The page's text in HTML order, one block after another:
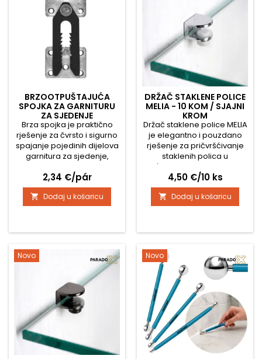
BRZOOTPUŠTAJUĆA
SPOJKA ZA GARNITURU
ZA SJEDENJE
Brza spojka je praktično
rješenje za čvrsto i sigurno
spajanje pojedinih dijelova
garnitura za sjedenje,
modularnog namještaja.
Omogućuje jednostavno
umetanje i pouzdano
osiguranje pojedinih
sprječava njihovo
tijekom korištenja. Spojka je
izrađena od kvalitetnog
čelika u kombinaciji s
izdržljivim...
Cijena
2,34 €/pár
 Dodaj u košaricu
DRŽAČ STAKLENE POLICE
MELIA - 10 KOM / SJAJNI
KROM
Držač staklene police MELIA
je elegantno i pouzdano
rješenje za pričvršćivanje
staklenih polica u
kućanstvu i komercijalnim
prostorima. Sjajna
kromirana izvedba daje
moderan izgled i odlično
se uklapa u kupaonice,
vitrine ili uredski namještaj.
staklene police debljine 4
do 8 mm. Zaštitna gumena
umetka štiti...
Cijena
4,50 €/10 ks
 Dodaj u košaricu
Novo Novo